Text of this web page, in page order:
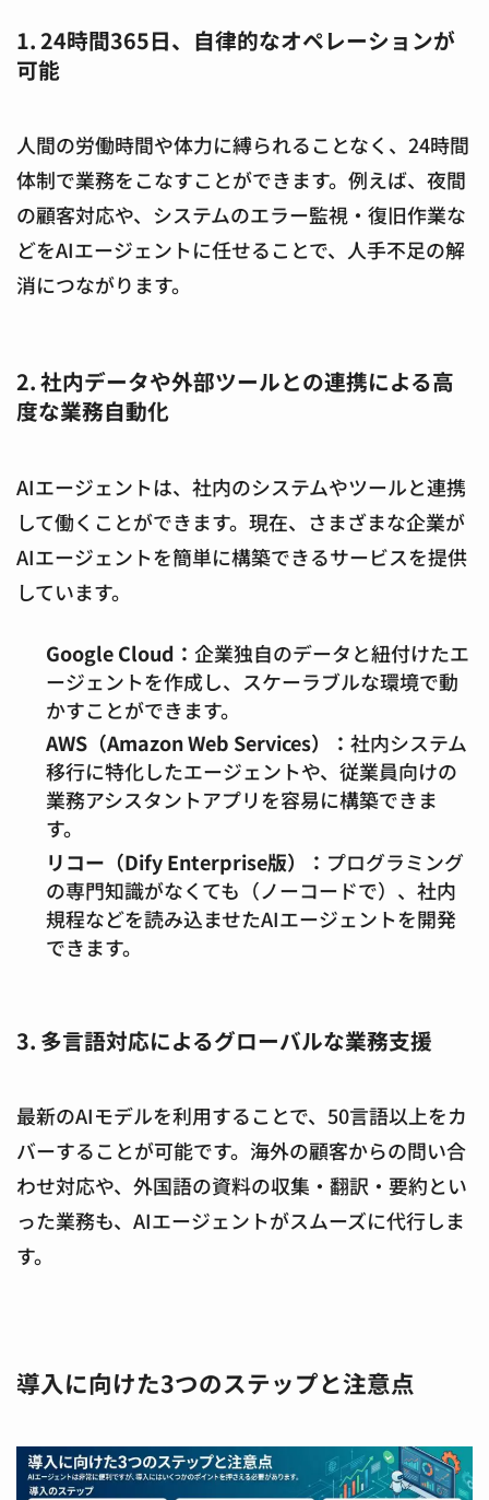
1. 24時間365日、自律的なオペレーションが
可能
人間の労働時間や体力に縛られることなく、24時間
体制で業務をこなすことができます。例えば、夜間
の顧客対応や、システムのエラー監視・復旧作業な
どをAIエージェントに任せることで、人手不足の解
消につながります。
2. 社内データや外部ツールとの連携による高
度な業務自動化
AIエージェントは、社内のシステムやツールと連携
して働くことができます。現在、さまざまな企業が
AIエージェントを簡単に構築できるサービスを提供
しています。
Google Cloud： 企業独自のデータと紐付けたエ
ージェントを作成し、スケーラブルな環境で動
かすことができます。
AWS（Amazon Web Services）： 社内システム
移行に特化したエージェントや、従業員向けの
業務アシスタントアプリを容易に構築できま
す。
リコー（Dify Enterprise版）： プログラミング
の専門知識がなくても（ノーコードで）、社内
規程などを読み込ませたAIエージェントを開発
できます。
3. 多言語対応によるグローバルな業務支援
最新のAIモデルを利用することで、50言語以上をカ
バーすることが可能です。海外の顧客からの問い合
わせ対応や、外国語の資料の収集・翻訳・要約とい
った業務も、AIエージェントがスムーズに代行しま
す。
導入に向けた3つのステップと注意点